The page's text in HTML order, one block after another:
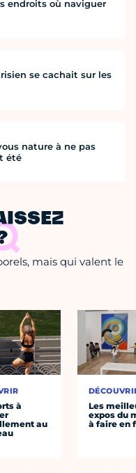
endroits où naviguer
se cachait sur les
nature à ne pas
été
mais qui valent le
à
au
Les
expos du
à faire en